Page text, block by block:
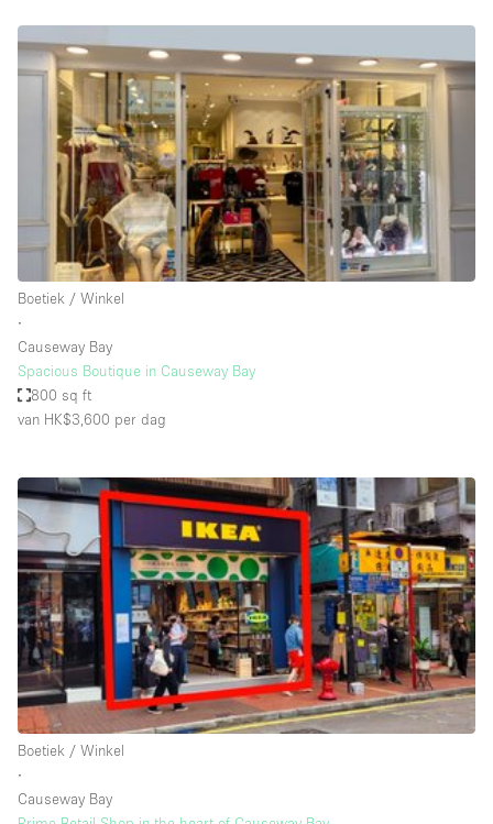
Kenmerken ruimte
Airconditioning
Animals Friendly
Audio- en videoapparatuur
Auto display
Badkamer
Bar
Begane grond
Beveiligingssysteem
Concierge
Daglicht
Drankvergunning
Elektriciteit
Etalage
Grote entree
Haussmann-stijl
Industrieel
Internet
Kantoorbenodigdheden
Keuken
Boetiek / Winkel
∙
Causeway Bay
Spacious Boutique in Causeway Bay
800 sq ft
van HK$3,600 per dag
Boetiek / Winkel
∙
Causeway Bay